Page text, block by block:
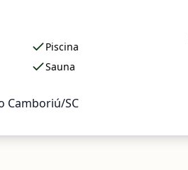
Piscina
Sauna
Camboriú/SC